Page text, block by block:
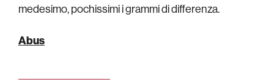
medesimo, pochissimi i grammi di differenza.
Abus